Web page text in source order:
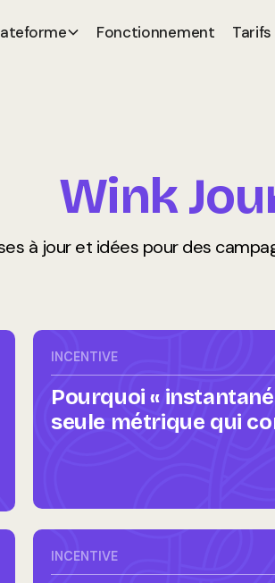
Fonctionnement Tarifs
Wink
à jour et idées pour des
INCENTIVE
Pourquoi «
seule métrique qui
INCENTIVE